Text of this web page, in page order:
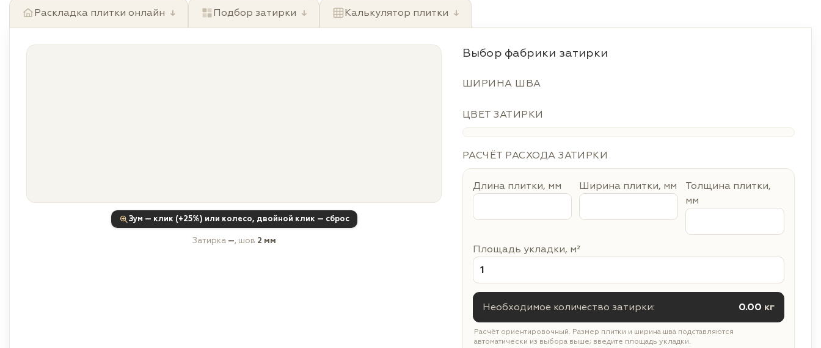
Раскладка плитки онлайн ↓ Подбор затирки ↓ Калькулятор плитки ↓
Зум — клик (+25%) или колесо, двойной клик — сброс
Затирка —, шов 2 мм
Выбор фабрики затирки
ШИРИНА ШВА
ЦВЕТ ЗАТИРКИ
РАСЧЁТ РАСХОДА ЗАТИРКИ
Длина плитки, мм Ширина плитки, мм
Толщина плитки,
мм
Площадь укладки, м²
Необходимое количество затирки: 0.00 кг
Расчёт ориентировочный. Размер плитки и ширина шва подставляются
автоматически из выбора выше; введите площадь укладки.